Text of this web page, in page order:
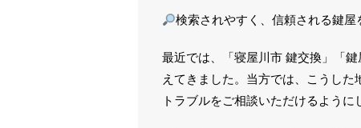
検索されやすく、信頼される鍵屋
最近では、「寝屋川市 鍵交換」「
えてきました。当方では、こうし
トラブルをご相談いただけるように